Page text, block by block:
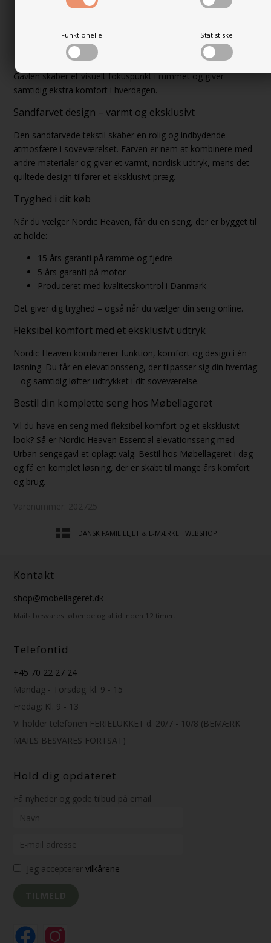
Funktionelle Statistiske
Polstret komfort
OEKO-TEX® certificeret
Kan stå frit eller vægmonteres
Gavlen skaber et visuelt fokuspunkt i rummet og giver
samtidig ekstra komfort i hverdagen.
Sandfarvet design – varmt og eksklusivt
Den sandfarvede tekstil skaber en rolig og indbydende
atmosfære i soveværelset. Farven er nem at kombinere med
andre materialer og giver et varmt, nordisk udtryk, mens det
quiltede design tilfører et eksklusivt præg.
Tryghed i dit køb
Når du vælger Nordic Heaven, får du en seng, der er bygget til
at holde:
15 års garanti på ramme og fjedre
5 års garanti på motor
Produceret med kvalitetskontrol i Danmark
Det giver dig tryghed – også når du vælger din seng online.
Fleksibel komfort med et eksklusivt udtryk
Nordic Heaven kombinerer funktion, komfort og design i én
løsning. Du får en elevationsseng, der tilpasser sig din hverdag
– og samtidig løfter udtrykket i dit soveværelse.
Bestil din komplette seng hos Møbellageret
Vil du have en seng med fleksibel komfort og et eksklusivt
look? Så er Nordic Heaven Essential elevationsseng med
Urban sengegavl et oplagt valg. Bestil hos Møbellageret i dag
og få en komplet løsning, der er skabt til mange års komfort
og brug.
DANSK FAMILIEEJET & E-MÆRKET WEBSHOP
Kontakt
shop@mobellageret.dk
Mails besvares løbende og altid inden 12 timer.
Telefontid
+45 70 22 27 24
Mandag - Torsdag: kl. 9 - 15
Fredag: Kl. 9 - 13
Vi holder telefonen FERIELUKKET d. 20/7 - 10/8 (BEMÆRK
MAILS BESVARES FORTSAT)
Hold dig opdateret
Få nyheder og gode tilbud på email
Jeg accepterervilkårene